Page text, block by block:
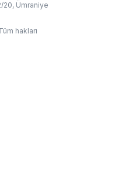
20, Ümraniye
hakları